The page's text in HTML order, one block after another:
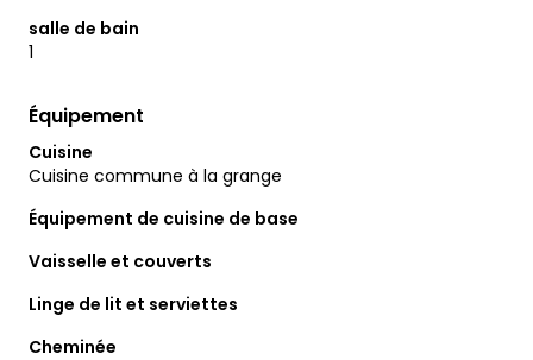
salle de bain
1
Équipement
Cuisine
Cuisine commune à la grange
Équipement de cuisine de base
Vaisselle et couverts
Linge de lit et serviettes
Cheminée